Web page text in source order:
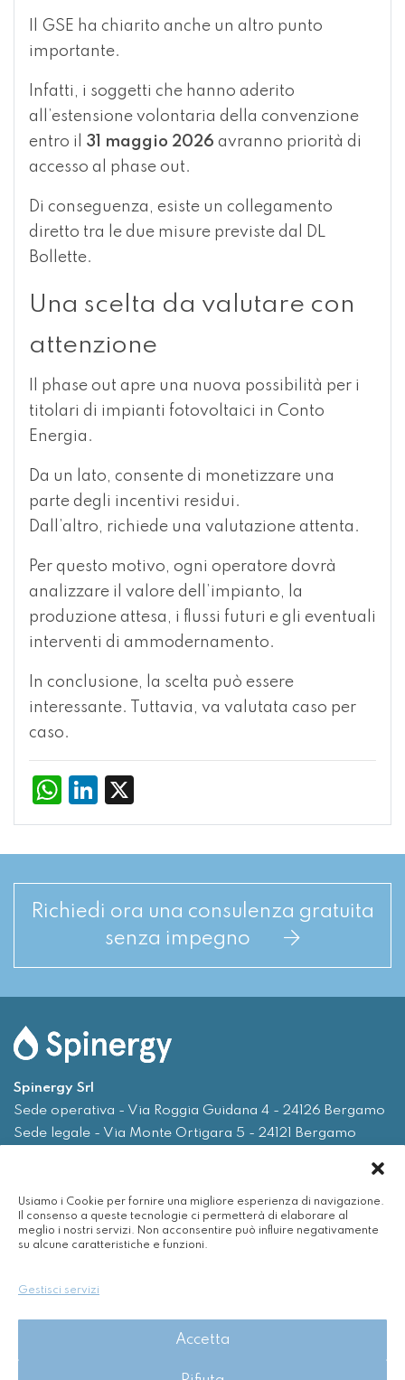
Usiamo i Cookie per fornire una migliore esperienza di navigazione.
Il consenso a queste tecnologie ci permetterà di elaborare al
meglio i nostri servizi. Non acconsentire può influire negativamente
su alcune caratteristiche e funzioni.
Gestisci servizi
Accetta
Il GSE ha chiarito anche un altro punto
importante.
Infatti, i soggetti che hanno aderito
all’estensione volontaria della convenzione
entro il 31 maggio 2026 avranno priorità di
accesso al phase out.
Di conseguenza, esiste un collegamento
diretto tra le due misure previste dal DL
Bollette.
Una scelta da valutare con
attenzione
Il phase out apre una nuova possibilità per i
titolari di impianti fotovoltaici in Conto
Energia.
Da un lato, consente di monetizzare una
parte degli incentivi residui.
Dall’altro, richiede una valutazione attenta.
Per questo motivo, ogni operatore dovrà
analizzare il valore dell’impianto, la
produzione attesa, i flussi futuri e gli eventuali
interventi di ammodernamento.
In conclusione, la scelta può essere
interessante. Tuttavia, va valutata caso per
caso.
WhatsApp
LinkedIn
Richiedi ora una consulenza gratuita
senza impegno
Spinergy Srl
Sede operativa - Via Roggia Guidana 4 - 24126 Bergamo
Sede legale - Via Monte Ortigara 5 - 24121 Bergamo
Email
info@spinergy.it
Servizi